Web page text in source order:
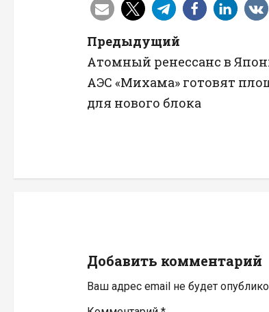
Н
а
в
а
я
п
Предыдущий
Атомный ренессанс в
АЭС «Михама» готовят
для нового блока
Добавить комментарий
Ваш адрес email не будет